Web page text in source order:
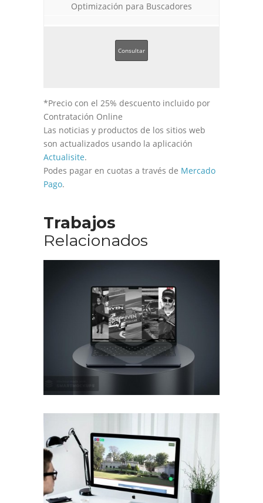
Optimización para Buscadores
Consultar
*Precio con el 25% descuento incluido por
Contratación Online
Las noticias y productos de los sitios web
son actualizados usando la aplicación
Actualisite.
Podes pagar en cuotas a través de Mercado
Pago.
Trabajos
Relacionados
Diseño Web Manu Urcera
Trabajos Web
Diseño Web para Estancia
Trabajos Web